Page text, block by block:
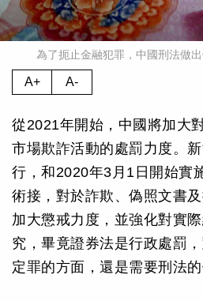
為了扼止金融犯罪，中國刑法做
A+ A-
從2021年開始，中國將加大
市場欺詐活動的處罰力度。
行，和2020年3月1日開始實
術接，對於詐欺、偽照文書
加大懲戒力度，並強化對實
究，畢竟證券法是行政處罰
定罪的方面，還是需要刑法的